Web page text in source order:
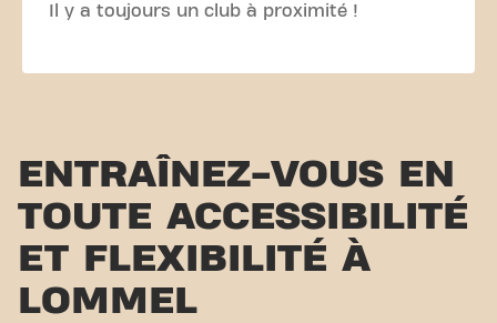
Il y a toujours un club à proximité !
ENTRAÎNEZ-VOUS EN
TOUTE ACCESSIBILITÉ
ET FLEXIBILITÉ À
LOMMEL